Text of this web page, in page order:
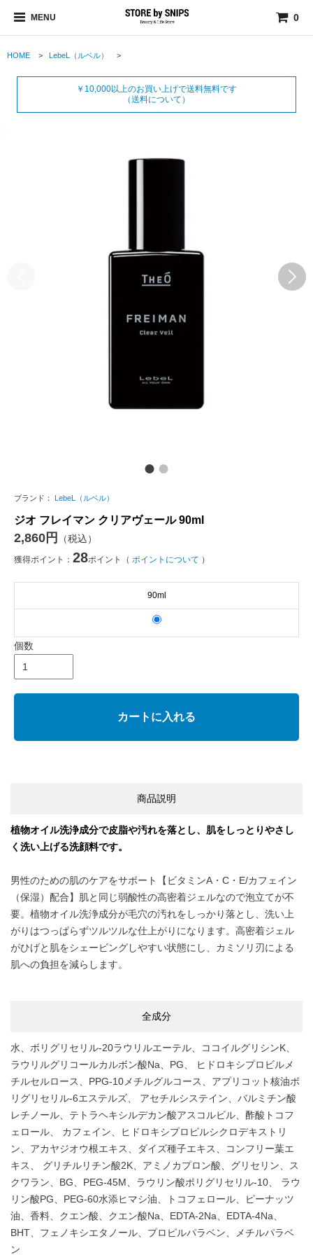
MENU 0
HOME > LebeL（ルベル） >
￥10,000以上のお買い上げで送料無料です
（送料について）
ブランド： LebeL（ルベル）
ジオ フレイマン クリアヴェール 90ml
2,860円 （税込）
獲得ポイント： 28ポイント（ ポイントについて ）
90ml
個数
カートに入れる
商品説明
植物オイル洗浄成分で皮脂や汚れを落とし、肌をしっとりやさし
く洗い上げる洗顔料です。
男性のための肌のケアをサポート【ビタミンA・C・E/カフェイン
（保湿）配合】肌と同じ弱酸性の高密着ジェルなので泡立てが不
要。植物オイル洗浄成分が毛穴の汚れをしっかり落とし、洗い上
がりはつっぱらずツルツルな仕上がりになります。高密着ジェル
がひげと肌をシェービングしやすい状態にし、カミソリ刃による
肌への負担を減らします。
全成分
水、ボリグリセリル-20ラウリルエーテル、ココイルグリシンK、
ラウリルグリコールカルボン酸Na、PG、 ヒドロキシプロビルメ
チルセルロース、PPG-10メチルグルコース、アプリコット核油ボ
リグリセリル-6エステルズ、 アセチルシステイン、バルミチン酸
レチノール、テトラヘキシルデカン酸アスコルビル、酢酸トコフ
ェロール、 カフェイン、ヒドロキシプロピルシクロデキストリ
ン、アカヤジオウ根エキス、ダイズ種子エキス、コンフリー葉エ
キス、 グリチルリチン酸2K、アミノカプロン酸、グリセリン、ス
クワラン、BG、PEG-45M、ラウリン酸ポリグリセリル-10、 ラウ
リン酸PG、PEG-60水添ヒマシ油、トコフェロール、ピーナッツ
油、香料、クエン酸、クエン酸Na、EDTA-2Na、EDTA-4Na、
BHT、フェノキシエタノール、プロピルパラベン、メチルパラベ
ン